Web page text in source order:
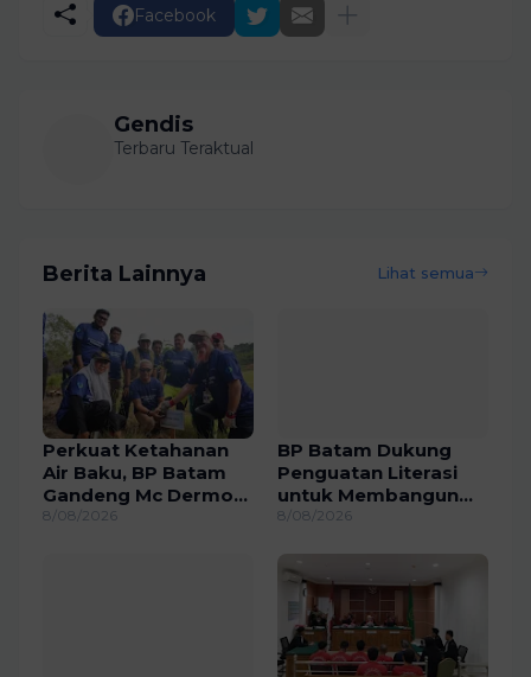
Facebook
Gendis
Terbaru Teraktual
Berita Lainnya Lihat semua
Perkuat Ketahanan
Air Baku, BP Batam
Gandeng Mc Dermott
Tanam 400 Bambu
8/08/2026
BP Batam Dukung
Penguatan Literasi
untuk Membangun
Karakter dan
Generasi Masa Depan
8/08/2026